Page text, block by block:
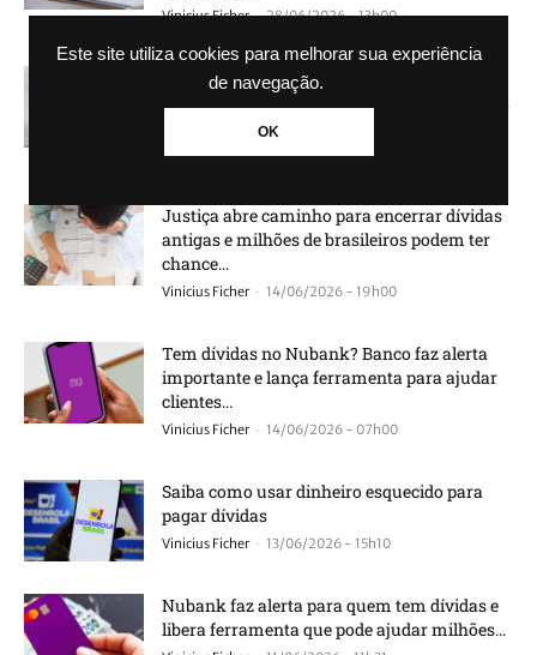
Este site utiliza cookies para melhorar sua experiência
de navegação.
OK
Vinicius Ficher - 28/06/2026 - 13h00
Receita Federal vai divulgar lista de
brasileiros e empresas com dívidas e medida
Vinicius Ficher - 25/06/2026 - 14h26
Justiça abre caminho para encerrar dívidas
antigas e milhões de brasileiros podem ter
chance...
Vinicius Ficher - 14/06/2026 - 19h00
Tem dívidas no Nubank? Banco faz alerta
importante e lança ferramenta para ajudar
clientes...
Vinicius Ficher - 14/06/2026 - 07h00
Saiba como usar dinheiro esquecido para
pagar dívidas
Vinicius Ficher - 13/06/2026 - 15h10
Nubank faz alerta para quem tem dívidas e
libera ferramenta que pode ajudar milhões...